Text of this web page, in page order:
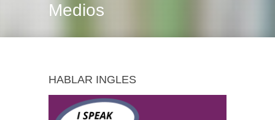
Medios
HABLAR INGLES